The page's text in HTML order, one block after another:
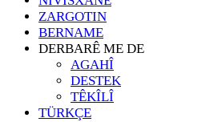
ZARGOTIN
BERNAME
DERBARÊ ME DE
AGAHÎ
DESTEK
TÊKÎLÎ
TÜRKÇE